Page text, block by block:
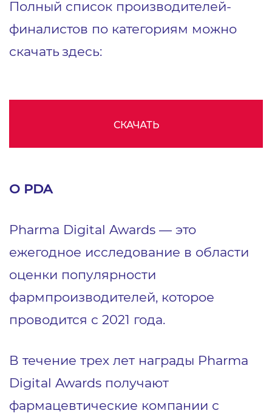
Полный список производителей-
финалистов по категориям можно
скачатьздесь:
СКАЧАТЬ
О PDA
Pharma Digital Awards — это
ежегодное исследование в области
оценки популярности
фармпроизводителей, которое
проводится с 2021 года.
В течение трех лет награды Pharma
Digital Awards получают
фармацевтические компании с